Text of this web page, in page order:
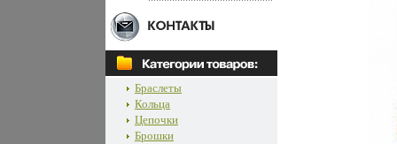
Браслеты
Кольца
Цепочки
Брошки